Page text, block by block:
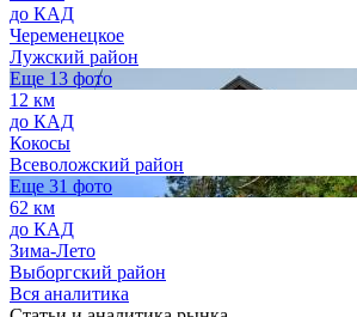
до КАД
Череменецкое
Лужский район
Еще 13 фото
12 км
до КАД
Кокосы
Всеволожский район
Еще 31 фото
62 км
до КАД
Зима-Лето
Выборгский район
Вся аналитика